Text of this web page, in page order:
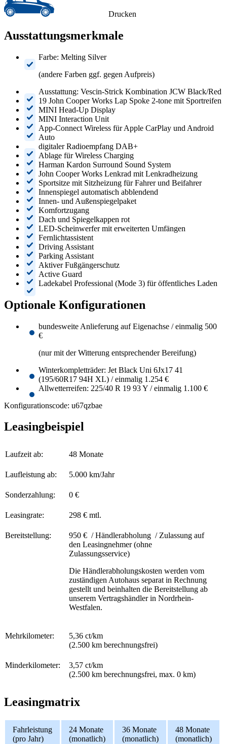
Drucken
Ausstattungsmerkmale
Farbe: Melting Silver
(andere Farben ggf. gegen Aufpreis)
Ausstattung: Vescin-Strick Kombination JCW Black/Red
19 John Cooper Works Lap Spoke 2-tone mit Sportreifen
MINI Head-Up Display
MINI Interaction Unit
App-Connect Wireless für Apple CarPlay und Android
Auto
digitaler Radioempfang DAB+
Ablage für Wireless Charging
Harman Kardon Surround Sound System
John Cooper Works Lenkrad mit Lenkradheizung
Sportsitze mit Sitzheizung für Fahrer und Beifahrer
Innenspiegel automatisch abblendend
Innen- und Außenspiegelpaket
Komfortzugang
Dach und Spiegelkappen rot
LED-Scheinwerfer mit erweiterten Umfängen
Fernlichtassistent
Driving Assistant
Parking Assistant
Aktiver Fußgängerschutz
Active Guard
Ladekabel Professional (Mode 3) für öffentliches Laden
Optionale Konfigurationen
bundesweite Anlieferung auf Eigenachse / einmalig 500
€
(nur mit der Witterung entsprechender Bereifung)
Winterkompletträder: Jet Black Uni 6Jx17 41
(195/60R17 94H XL) / einmalig 1.254 €
Allwetterreifen: 225/40 R 19 93 Y / einmalig 1.100 €
Konfigurationscode: u67qzbae
Leasingbeispiel
Laufzeit ab: 48 Monate
Laufleistung ab: 5.000 km/Jahr
Sonderzahlung: 0 €
Leasingrate: 298 € mtl.
Bereitstellung:
950 € / Händlerabholung / Zulassung auf
den Leasingnehmer (ohne
Zulassungsservice)
Die Händlerabholungskosten werden vom
zuständigen Autohaus separat in Rechnung
gestellt und beinhalten die Bereitstellung ab
unserem Vertragshändler in Nordrhein-
Westfalen.
Mehrkilometer:
5,36 ct/km
(2.500 km berechnungsfrei)
Minderkilometer:
3,57 ct/km
(2.500 km berechnungsfrei, max. 0 km)
Leasingmatrix
Fahrleistung
(pro Jahr)
24 Monate
(monatlich)
36 Monate
(monatlich)
48 Monate
(monatlich)